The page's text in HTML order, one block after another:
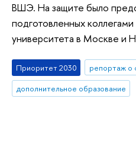
ВШЭ. На защите было
подготовленных
университета в Москве и
Приоритет 2030
репортаж о
дополнительное образование